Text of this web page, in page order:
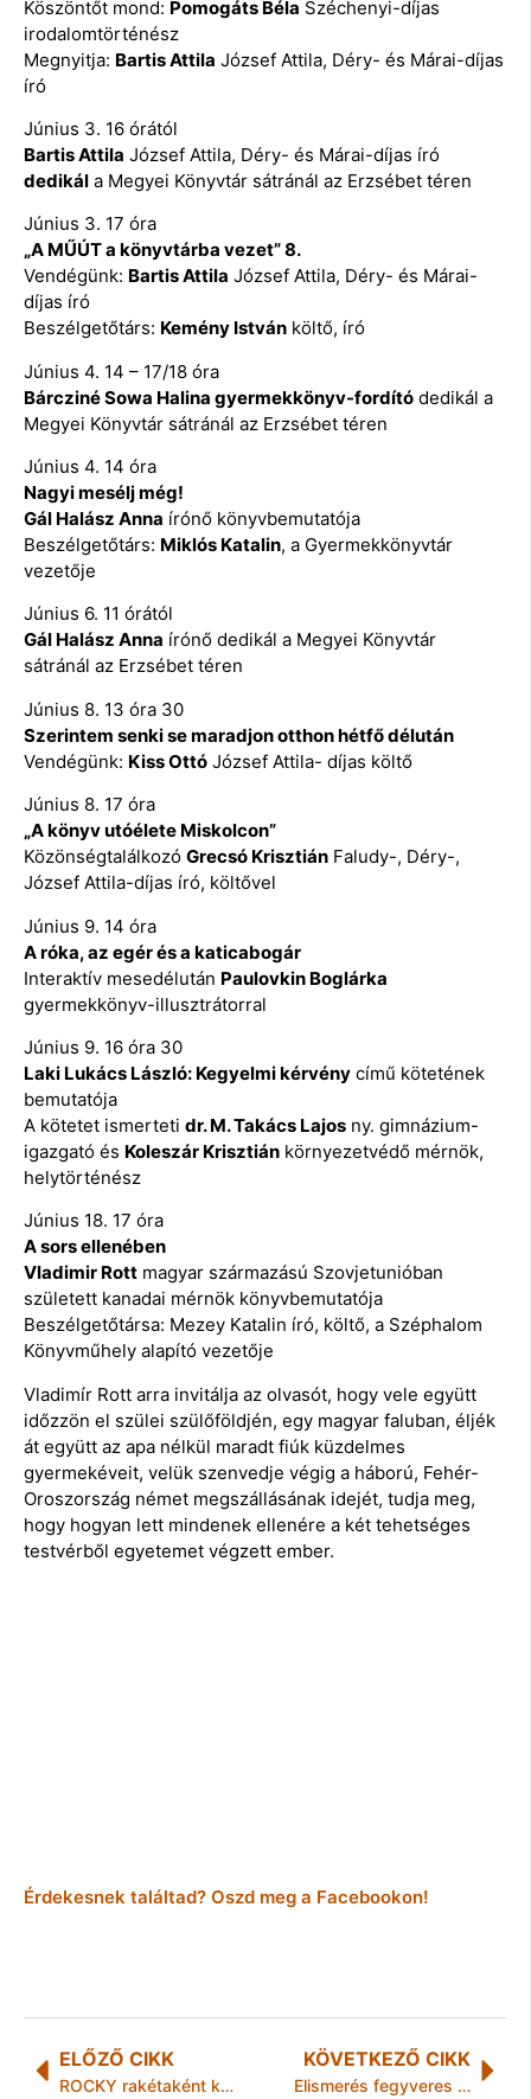
Köszöntőt mond: Pomogáts Béla Széchenyi-díjas
irodalomtörténész
Megnyitja: Bartis Attila József Attila, Déry- és Márai-díjas
író
Június 3. 16 órától
Bartis Attila József Attila, Déry- és Márai-díjas író
dedikál a Megyei Könyvtár sátránál az Erzsébet téren
Június 3. 17 óra
„A MŰÚT a könyvtárba vezet” 8.
Vendégünk: Bartis Attila József Attila, Déry- és Márai-
díjas író
Beszélgetőtárs: Kemény István költő, író
Június 4. 14 – 17/18 óra
Bárcziné Sowa Halina gyermekkönyv-fordító dedikál a
Megyei Könyvtár sátránál az Erzsébet téren
Június 4. 14 óra
Nagyi mesélj még!
Gál Halász Anna írónő könyvbemutatója
Beszélgetőtárs: Miklós Katalin, a Gyermekkönyvtár
vezetője
Június 6. 11 órától
Gál Halász Anna írónő dedikál a Megyei Könyvtár
sátránál az Erzsébet téren
Június 8. 13 óra 30
Szerintem senki se maradjon otthon hétfő délután
Vendégünk: Kiss Ottó József Attila- díjas költő
Június 8. 17 óra
„A könyv utóélete Miskolcon”
Közönségtalálkozó Grecsó Krisztián Faludy-, Déry-,
József Attila-díjas író, költővel
Június 9. 14 óra
A róka, az egér és a katicabogár
Interaktív mesedélután Paulovkin Boglárka
gyermekkönyv-illusztrátorral
Június 9. 16 óra 30
Laki Lukács László: Kegyelmi kérvény című kötetének
bemutatója
A kötetet ismerteti dr. M. Takács Lajos ny. gimnázium-
igazgató és Koleszár Krisztián környezetvédő mérnök,
helytörténész
Június 18. 17 óra
A sors ellenében
Vladimir Rott magyar származású Szovjetunióban
született kanadai mérnök könyvbemutatója
Beszélgetőtársa: Mezey Katalin író, költő, a Széphalom
Könyvműhely alapító vezetője
Vladimír Rott arra invitálja az olvasót, hogy vele együtt
időzzön el szülei szülőföldjén, egy magyar faluban, éljék
át együtt az apa nélkül maradt fiúk küzdelmes
gyermekéveit, velük szenvedje végig a háború, Fehér-
Oroszország német megszállásának idejét, tudja meg,
hogy hogyan lett mindenek ellenére a két tehetséges
testvérből egyetemet végzett ember.
Érdekesnek találtad? Oszd meg a Facebookon!
ELŐZŐ CIKK
ROCKY rakétaként közlekedett a párducházon kívül
KÖVETKEZŐ CIKK
Elismerés fegyveres rablás elkövetőjének elfogásáért (B-A-Z. MRFK)